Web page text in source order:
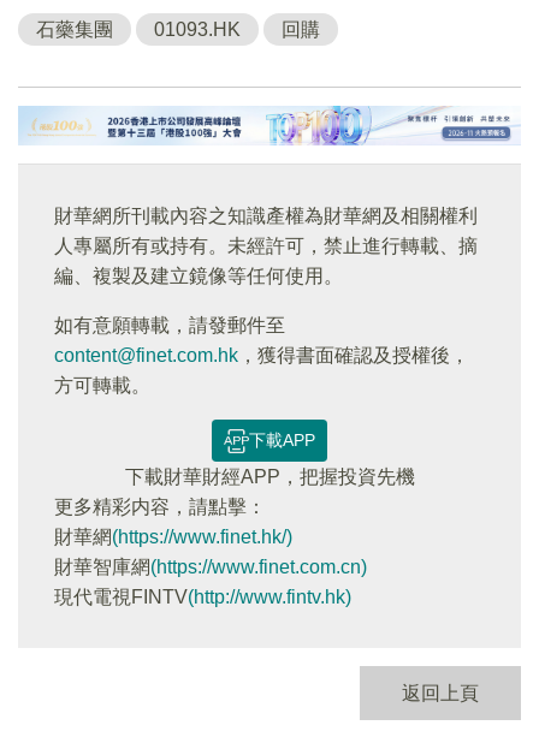
石藥集團 01093.HK 回購
財華網所刊載內容之知識產權為財華網及相關權利
人專屬所有或持有。未經許可，禁止進行轉載、摘
編、複製及建立鏡像等任何使用。
如有意願轉載，請發郵件至
content@finet.com.hk ，獲得書面確認及授權後，
方可轉載。
下載APP
下載財華財經APP，把握投資先機
更多精彩内容，請點擊：
財華網(https://www.finet.hk/)
財華智庫網(https://www.finet.com.cn)
現代電視FINTV(http://www.fintv.hk)
返回上頁